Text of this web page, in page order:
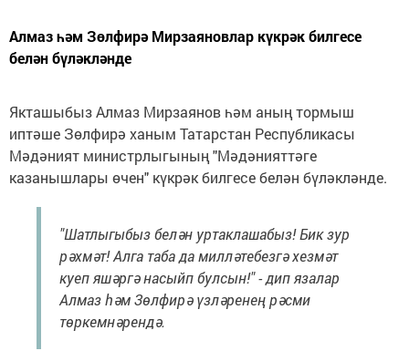
Алмаз һәм Зөлфирә Мирзаяновлар күкрәк билгесе
белән бүләкләнде
Якташыбыз Алмаз Мирзаянов һәм аның тормыш
иптәше Зөлфирә ханым Татарстан Республикасы
Мәдәният министрлыгының "Мәдәнияттәге
казанышлары өчен" күкрәк билгесе белән бүләкләнде.
"Шатлыгыбыз белән уртаклашабыз! Бик зур
рәхмәт! Алга таба да милләтебезгә хезмәт
куеп яшәргә насыйп булсын!" - дип язалар
Алмаз һәм Зөлфирә үзләренең рәсми
төркемнәрендә.